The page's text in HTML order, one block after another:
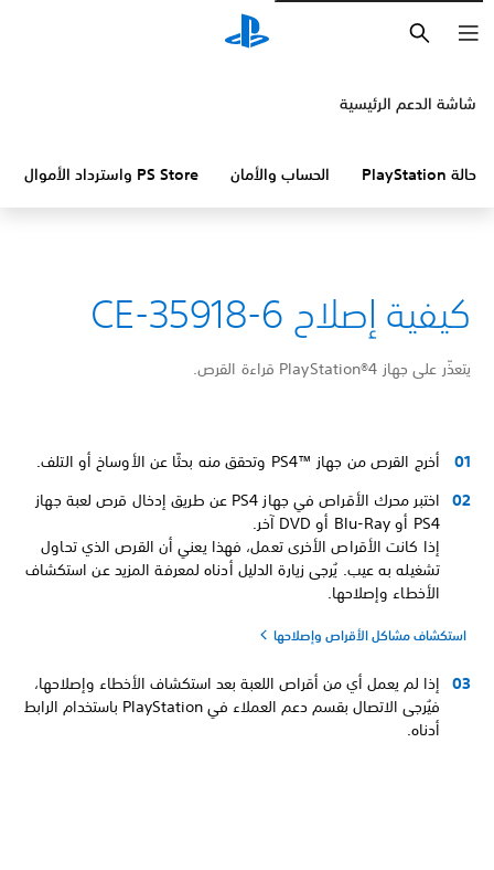
شاشة الدعم الرئيسية
حالة PlayStation الحساب والأمان PS Store واسترداد الأموال
كيفية إصلاح CE-35918-6
يتعذّر على جهاز PlayStation®4 قراءة القرص.
أخرج القرص من جهاز PS4™‎ وتحقق منه بحثًا عن الأوساخ أو التلف.
اختبر محرك الأقراص في جهاز PS4 عن طريق إدخال قرص لعبة جهاز
PS4 أو Blu-Ray أو DVD آخر.
إذا كانت الأقراص الأخرى تعمل، فهذا يعني أن القرص الذي تحاول
تشغيله به عيب. يُرجى زيارة الدليل أدناه لمعرفة المزيد عن استكشاف
الأخطاء وإصلاحها.
استكشاف مشاكل الأقراص وإصلاحها
إذا لم يعمل أي من أقراص اللعبة بعد استكشاف الأخطاء وإصلاحها،
فيُرجى الاتصال بقسم دعم العملاء في PlayStation باستخدام الرابط
أدناه.